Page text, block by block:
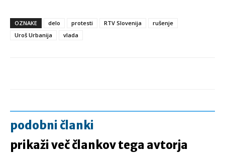
OZNAKE delo protesti RTV Slovenija
rušenje
Uroš Urbanija
vlada
podobni članki
prikaži več člankov tega avtorja